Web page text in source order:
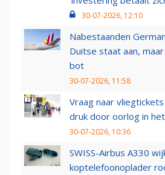
30-07-2026, 12:10
Nabestaanden
Duitse staat aan,
bot
30-07-2026, 11:58
Vraag naar
druk door oorlog in
30-07-2026, 10:36
SWISS-Airbus A330
koptelefoonoplader